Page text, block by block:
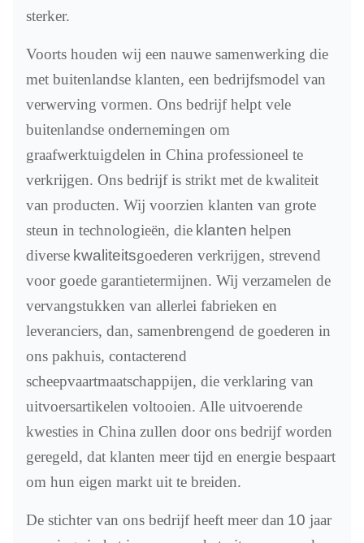
sterker.
Voorts houden wij een nauwe samenwerking die
met buitenlandse klanten, een bedrijfsmodel van
verwerving vormen. Ons bedrijf helpt vele
buitenlandse ondernemingen om
graafwerktuigdelen in China professioneel te
verkrijgen. Ons bedrijf is strikt met de kwaliteit
van producten. Wij voorzien klanten van grote
steun in technologieën, die klanten helpen
diverse kwaliteitsgoederen verkrijgen, strevend
voor goede garantietermijnen. Wij verzamelen de
vervangstukken van allerlei fabrieken en
leveranciers, dan, samenbrengend de goederen in
ons pakhuis, contacterend
scheepvaartmaatschappijen, die verklaring van
uitvoersartikelen voltooien. Alle uitvoerende
kwesties in China zullen door ons bedrijf worden
geregeld, dat klanten meer tijd en energie bespaart
om hun eigen markt uit te breiden.
De stichter van ons bedrijf heeft meer dan 10 jaar